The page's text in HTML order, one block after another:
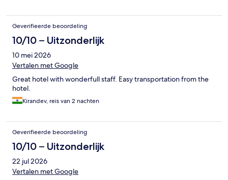
Geverifieerde beoordeling
10/10 – Uitzonderlijk
10 mei 2026
Vertalen met Google
Great hotel with wonderfull staff. Easy transportation from the
hotel.
Kirandev, reis van 2 nachten
Geverifieerde beoordeling
10/10 – Uitzonderlijk
22 jul 2026
Vertalen met Google